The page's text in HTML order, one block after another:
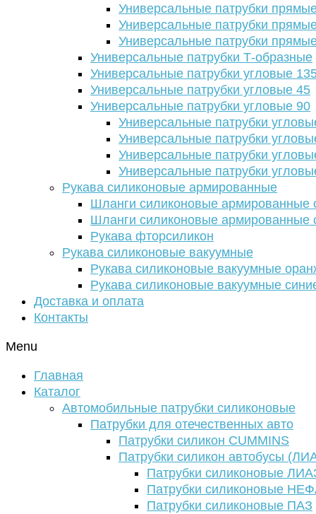
Универсальные патрубки
Универсальные патрубки
Универсальные патрубки
Универсальные патрубки Т-образные
Универсальные патрубки угловые
Универсальные патрубки угловые 45
Универсальные патрубки угловые 90
Универсальные патрубки
Универсальные патрубки
Универсальные патрубки
Универсальные патрубки
Рукава силиконовые армированные
Шланги силиконовые армированные
Шланги силиконовые армированные
Рукава фторсиликон
Рукава силиконовые вакуумные
Рукава силиконовые вакуумные
Рукава силиконовые вакуумные
Доставка и оплата
Контакты
Menu
Главная
Каталог
Автомобильные патрубки силиконовые
Патрубки для отечественных авто
Патрубки силикон CUMMINS
Патрубки силикон автобусы
Патрубки силиконовые
Патрубки силиконовые
Патрубки силиконовые ПАЗ